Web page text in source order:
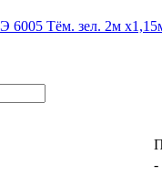
Тём. зел. 2м
-